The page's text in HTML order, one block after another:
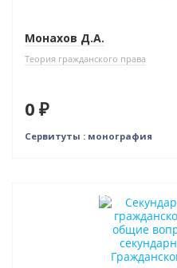
Монахов Д.А.
Теория гражданского права
0 ₽
Сервитуты : монография
Индивидуальный подход